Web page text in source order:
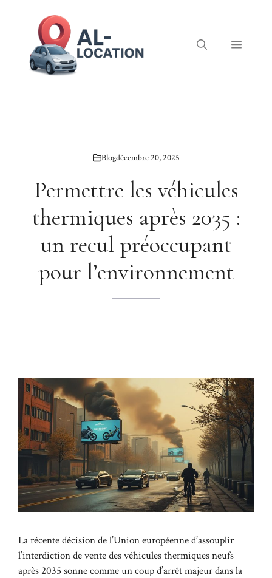
Menu
Blogdécembre 20, 2025
Permettre les véhicules
thermiques après 2035 :
un recul préoccupant
pour l’environnement
La récente décision de l’Union européenne d’assouplir
l’interdiction de vente des véhicules thermiques neufs
après 2035 sonne comme un coup d’arrêt majeur dans la